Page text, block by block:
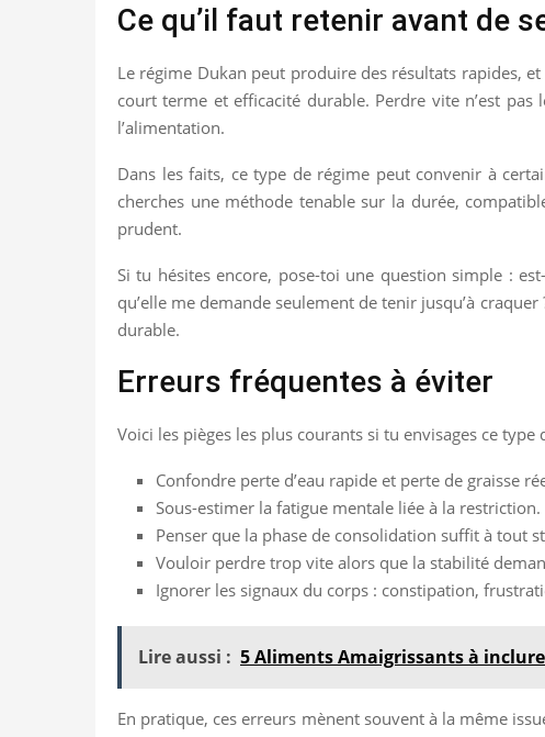
Ce qu’il faut retenir avant de
Le régime Dukan peut produire des résultats rapides,
court terme et efficacité durable. Perdre vite n’est
l’alimentation.
Dans les faits, ce type de régime peut convenir à
cherches une méthode tenable sur la durée,
prudent.
Si tu hésites encore, pose-toi une question simple :
qu’elle me demande seulement de tenir jusqu’à
durable.
Erreurs fréquentes à éviter
Voici les pièges les plus courants si tu envisages ce type
Confondre perte d’eau rapide et perte de graisse
Sous-estimer la fatigue mentale liée à la restriction.
Penser que la phase de consolidation suffit à tout
Vouloir perdre trop vite alors que la stabilité
Ignorer les signaux du corps : constipation,
Lire aussi : 5 Aliments Amaigrissants à
En pratique, ces erreurs mènent souvent à la même